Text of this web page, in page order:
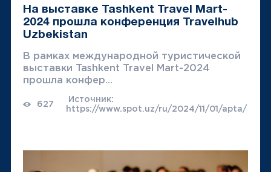
На выставке Tashkent Travel Mart-
2024 прошла конференция Travelhub
Uzbekistan
В рамках международной туристической
выставки Tashkent Travel Mart-2024
прошла конфер...
627
Источник:
https://www.spot.uz/ru/2024/11/01/apta/